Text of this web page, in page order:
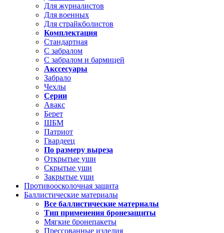
Для журналистов
Для военных
Для страйкболистов
Комплектация
Стандартная
С забралом
С забралом и бармицей
Акссесуары
Забрало
Чехлы
Серии
Авакс
Берет
ШБМ
Патриот
Гвардеец
По размеру выреза
Открытые уши
Скрытые уши
Закрытые уши
Противоосколочная защита
Баллистические материалы
Все баллистические материалы
Тип применения бронезащиты
Мягкие бронепакеты
Прессованные изделия